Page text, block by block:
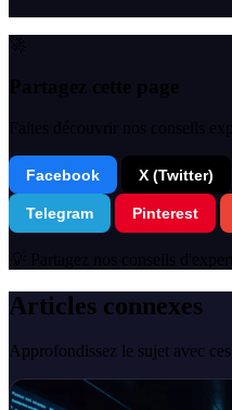
🚀
Partagez cette page
Faites découvrir nos conseils
Facebook X (Twitter)
Telegram Pinterest
💡 Partagez nos conseils
Articles connexes
Approfondissez le sujet avec